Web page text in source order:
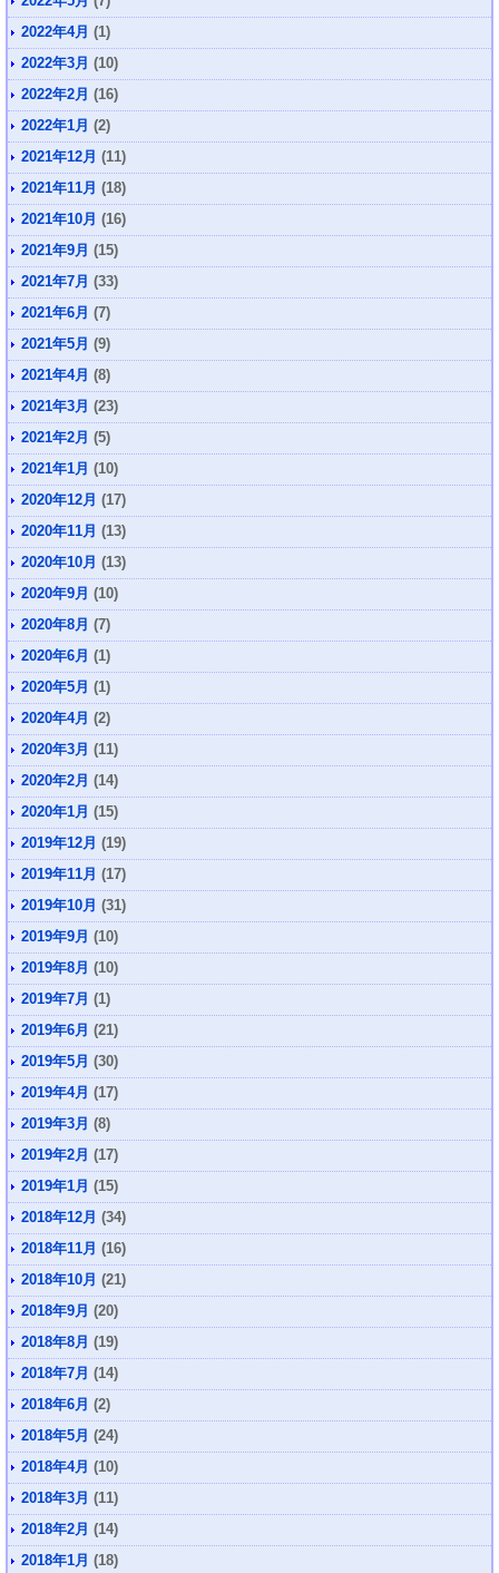
2022年4月 (1)
2022年3月 (10)
2022年2月 (16)
2022年1月 (2)
2021年12月 (11)
2021年11月 (18)
2021年10月 (16)
2021年9月 (15)
2021年7月 (33)
2021年6月 (7)
2021年5月 (9)
2021年4月 (8)
2021年3月 (23)
2021年2月 (5)
2021年1月 (10)
2020年12月 (17)
2020年11月 (13)
2020年10月 (13)
2020年9月 (10)
2020年8月 (7)
2020年6月 (1)
2020年5月 (1)
2020年4月 (2)
2020年3月 (11)
2020年2月 (14)
2020年1月 (15)
2019年12月 (19)
2019年11月 (17)
2019年10月 (31)
2019年9月 (10)
2019年8月 (10)
2019年7月 (1)
2019年6月 (21)
2019年5月 (30)
2019年4月 (17)
2019年3月 (8)
2019年2月 (17)
2019年1月 (15)
2018年12月 (34)
2018年11月 (16)
2018年10月 (21)
2018年9月 (20)
2018年8月 (19)
2018年7月 (14)
2018年6月 (2)
2018年5月 (24)
2018年4月 (10)
2018年3月 (11)
2018年2月 (14)
2018年1月 (18)